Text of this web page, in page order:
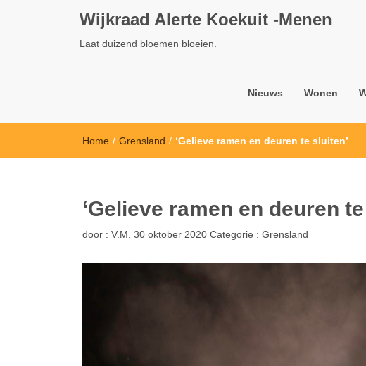
Wijkraad Alerte Koekuit -Menen
Laat duizend bloemen bloeien.
Nieuws Wonen
Home / Grensland / ‘Gelieve ramen en deuren te sluiten’
‘Gelieve ramen en deuren
door : V.M. 30 oktober 2020 Categorie : Grensland